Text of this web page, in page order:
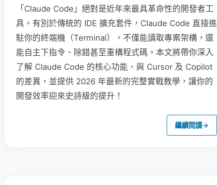
「Claude Code」絕對是近年來最具革命性的開發者工
具。有別於傳統的 IDE 擴充套件，Claude Code 直接進
駐你的終端機（Terminal），不僅能讀取專案架構，還
能自主下指令、除錯甚至重構程式碼。本文將帶你深入
了解 Claude Code 的核心功能、與 Cursor 及 Copilot
的差異，並提供 2026 年最新的完整實戰教學，讓你的
開發效率迎來史詩級的提升！
繼續閱讀→